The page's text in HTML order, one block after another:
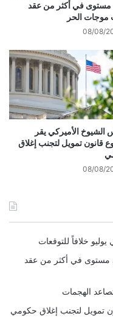
مستوى في أكثر من عقد
الحر
08/08/
الأميركي يقر
قانون تمويل لتجنب إغلاق
08/08/
مستوى في أكثر من عقد
الهجمات
تمويل لتجنب إغلاق حكومي